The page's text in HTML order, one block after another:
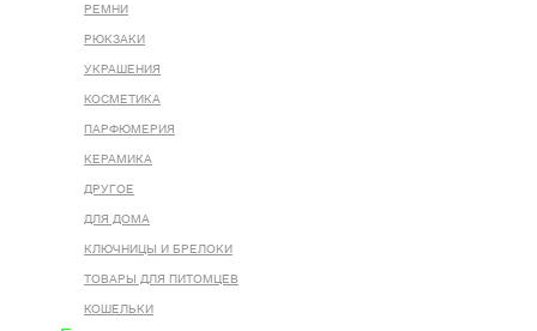
РЕМНИ
РЮКЗАКИ
УКРАШЕНИЯ
КОСМЕТИКА
ПАРФЮМЕРИЯ
КЕРАМИКА
ДРУГОЕ
ДЛЯ ДОМА
КЛЮЧНИЦЫ И БРЕЛОКИ
ТОВАРЫ ДЛЯ ПИТОМЦЕВ
КОШЕЛЬКИ